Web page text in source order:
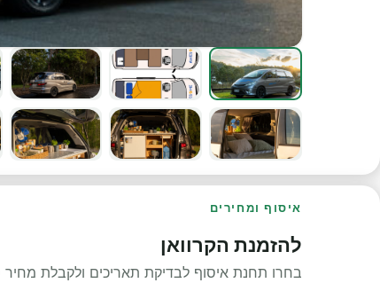
איסוף ומחירים
להזמנת הקרוואן
בחרו תחנת איסוף לבדיקת תאריכים ולקבלת מחיר